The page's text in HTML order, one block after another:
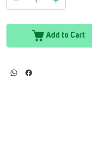
Add to Cart